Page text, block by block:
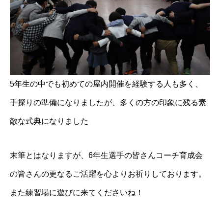
5年生の中でも初めての屋内開催を経験する人も多く、
手探りの準備になりましたが、多くの方の印象に残る素
敵な式典になりました
末筆とはなりますが、6年生選手の皆さんコーチ育成会
の皆さんの更なるご活躍を心よりお祈りしております。
また練習場に遊びに来てくださいね！